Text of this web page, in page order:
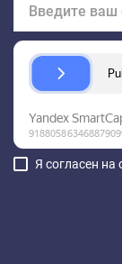
Я согласен на